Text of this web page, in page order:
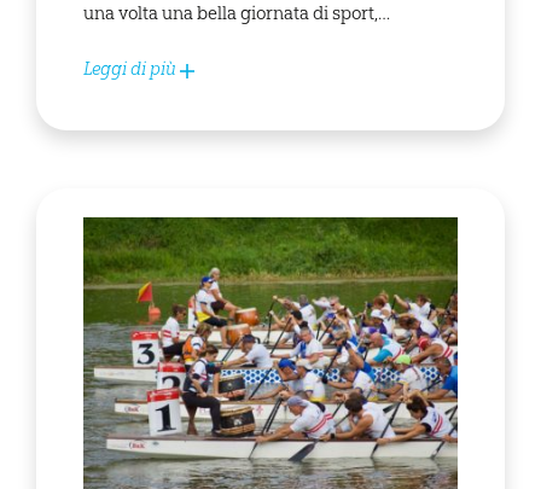
una volta una bella giornata di sport,…
Leggi di più